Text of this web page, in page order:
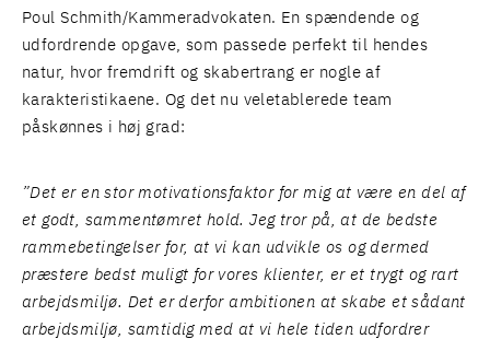
Poul Schmith/Kammeradvokaten. En spændende og
udfordrende opgave, som passede perfekt til hendes
natur, hvor fremdrift og skabertrang er nogle af
karakteristikaene. Og det nu veletablerede team
påskønnes i høj grad:
”Det er en stor motivationsfaktor for mig at være en del af
et godt, sammentømret hold. Jeg tror på, at de bedste
rammebetingelser for, at vi kan udvikle os og dermed
præstere bedst muligt for vores klienter, er et trygt og rart
arbejdsmiljø. Det er derfor ambitionen at skabe et sådant
arbejdsmiljø, samtidig med at vi hele tiden udfordrer